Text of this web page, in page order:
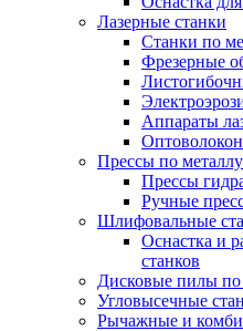
Лазерные станки
Станки по
Фрезерные
Аппараты
Прессы по металлу
Прессы
Ручные
Шлифовальные
Оснастка и
станков
Дисковые пилы по
Угловысечные
Рычажные и